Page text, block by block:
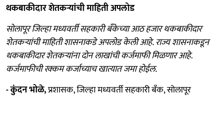
थकबाकीदार शेतकऱ्यांची माहिती अपलोड
सोलापूर जिल्हा मध्यवर्ती सहकारी बँकेच्या आठ हजार थकबाकीदार
शेतकऱ्यांची माहिती शासनाकडे अपलोड केली आहे. राज्य शासनाकडून
थकबाकीदार शेतकऱ्यांना दोन लाखांची कर्जमाफी मिळणार आहे.
कर्जमाफीची रक्कम कर्जाच्याच खात्यात जमा होईल.
- कुंदन भोळे,प्रशासक, जिल्हा मध्यवर्ती सहकारी बँक, सोलापूर